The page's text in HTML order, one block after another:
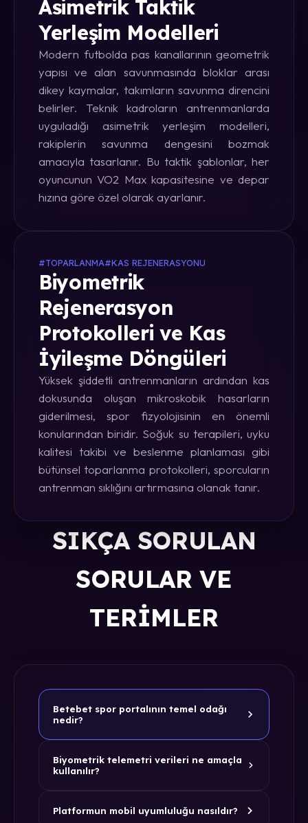
Asimetrik Taktik
Yerleşim Modelleri
Modern futbolda pas kanallarının geometrik
yapısı ve alan savunmasında bloklar arası
dikey kaymalar, takımların savunma direncini
belirler. Teknik kadroların antrenmanlarda
uyguladığı asimetrik yerleşim modelleri,
rakiplerin savunma dengesini bozmak
amacıyla tasarlanır. Bu taktik şablonlar, her
oyuncunun VO2 Max kapasitesine ve depar
hızına göre özel olarak ayarlanır.
#TOPARLANMA#KAS REJENERASYONU
Biyometrik
Rejenerasyon
Protokolleri ve Kas
İyileşme Döngüleri
Yüksek şiddetli antrenmanların ardından kas
dokusunda oluşan mikroskobik hasarların
giderilmesi, spor fizyolojisinin en önemli
konularından biridir. Soğuk su terapileri, uyku
kalitesi takibi ve beslenme planlaması gibi
bütünsel toparlanma protokolleri, sporcuların
antrenman sıklığını artırmasına olanak tanır.
SIKÇA SORULAN
SORULAR VE
TERIMLER
Betebet spor portalının temel odağı
nedir?
Biyometrik telemetri verileri ne amaçla
kullanılır?
Platformun mobil uyumluluğu nasıldır?